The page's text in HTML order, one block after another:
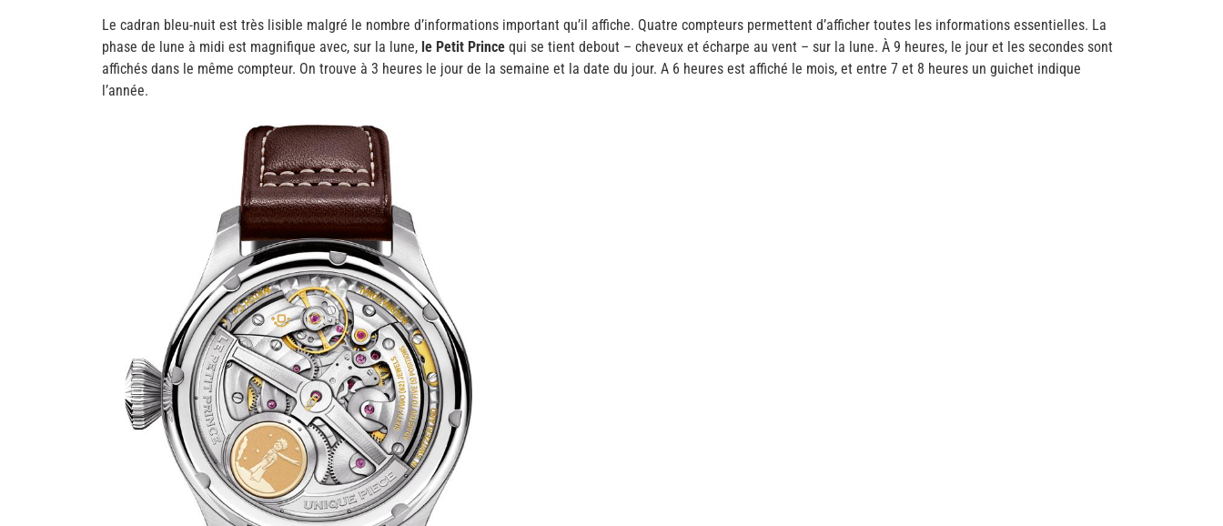
Le cadran bleu-nuit est très lisible malgré le nombre d’informations important qu’il affiche. Quatre compteurs permettent d’afficher toutes les informations essentielles. La
phase de lune à midi est magnifique avec, sur la lune, le Petit Prince qui se tient debout – cheveux et écharpe au vent – sur la lune. À 9 heures, le jour et les secondes sont
affichés dans le même compteur. On trouve à 3 heures le jour de la semaine et la date du jour. A 6 heures est affiché le mois, et entre 7 et 8 heures un guichet indique
l’année.